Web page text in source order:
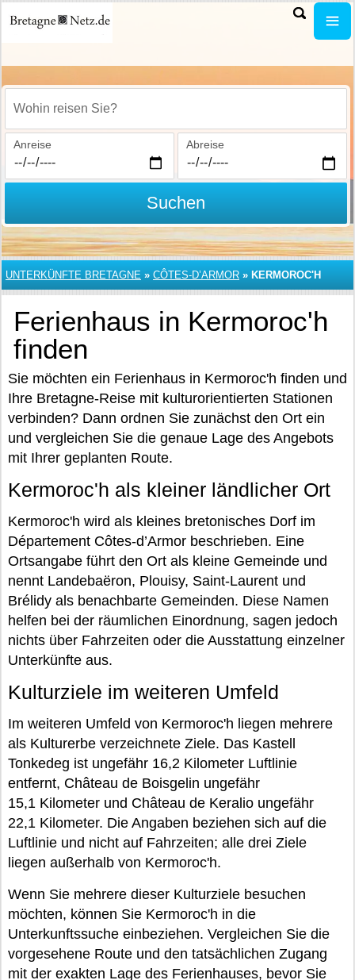
Wohin reisen Sie?
Anreise Abreise
Suchen
UNTERKÜNFTE BRETAGNE » CÔTES-D’ARMOR » KERMOROC'H
Ferienhaus in Kermoroc'h
finden
Sie möchten ein Ferienhaus in Kermoroc'h finden und
Ihre Bretagne-Reise mit kulturorientierten Stationen
verbinden? Dann ordnen Sie zunächst den Ort ein
und vergleichen Sie die genaue Lage des Angebots
mit Ihrer geplanten Route.
Kermoroc'h als kleiner ländlicher Ort
Kermoroc'h wird als kleines bretonisches Dorf im
Département Côtes-d’Armor beschrieben. Eine
Ortsangabe führt den Ort als kleine Gemeinde und
nennt Landebaëron, Plouisy, Saint-Laurent und
Brélidy als benachbarte Gemeinden. Diese Namen
helfen bei der räumlichen Einordnung, sagen jedoch
nichts über Fahrzeiten oder die Ausstattung einzelner
Unterkünfte aus.
Kulturziele im weiteren Umfeld
Im weiteren Umfeld von Kermoroc'h liegen mehrere
als Kulturerbe verzeichnete Ziele. Das Kastell
Tonkedeg ist ungefähr 16,2 Kilometer Luftlinie
entfernt, Château de Boisgelin ungefähr
15,1 Kilometer und Château de Keralio ungefähr
22,1 Kilometer. Die Angaben beziehen sich auf die
Luftlinie und nicht auf Fahrzeiten; alle drei Ziele
liegen außerhalb von Kermoroc'h.
Wenn Sie mehrere dieser Kulturziele besuchen
möchten, können Sie Kermoroc'h in die
Unterkunftssuche einbeziehen. Vergleichen Sie die
vorgesehene Route und den tatsächlichen Zugang
mit der exakten Lage des Ferienhauses, bevor Sie